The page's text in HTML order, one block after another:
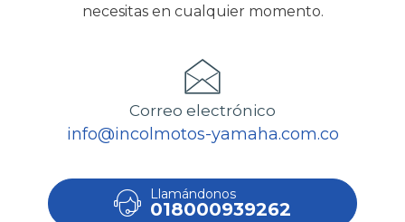
necesitas en cualquier momento.
Correo electrónico
info@incolmotos-yamaha.com.co
Llamándonos
018000939262